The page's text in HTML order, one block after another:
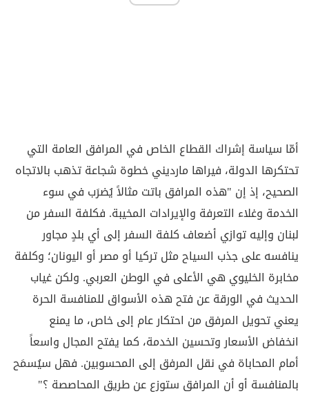
أمّا سياسة إشراك القطاع الخاص في المرافق العامة التي
تحتكرها الدولة، فيراها مارديني خطوة شجاعة تذهب بالاتجاه
الصحيح، إذ إن "هذه المرافق باتت مثالاً يُضرَب في سوء
الخدمة وغلاء التعرفة والإيرادات المخيبة. فكلفة السفر من
لبنان وإليه توازي أضعاف كلفة السفر إلى أي بلدٍ مجاور
ينافسه على جذب السياح مثل تركيا أو مصر أو اليونان؛ وكلفة
مخابرة الخليوي هي الأعلى في الوطن العربي. ولكن غياب
الحديث في الورقة عن فتح هذه الأسواق للمنافسة الحرة
يعني تحويل المرفق من احتكار عام إلى خاص، ما يمنع
انخفاض الأسعار وتحسين الخدمة، كما يفتح المجال واسعاً
أمام المحاباة في نقل المرفق إلى المحسوبين. فهل سيُسمَح
بالمنافسة أو أن المرافق ستوزع عن طريق المحاصصة ؟"